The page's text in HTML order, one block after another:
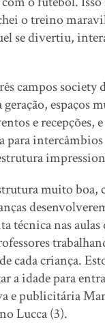
o treino
se divertiu,
campos society
espaços
e recepções,
para intercâmbios
muito boa,
técnica nas aulas
cada criança.
a idade para
e publicitária
Lucca (3).